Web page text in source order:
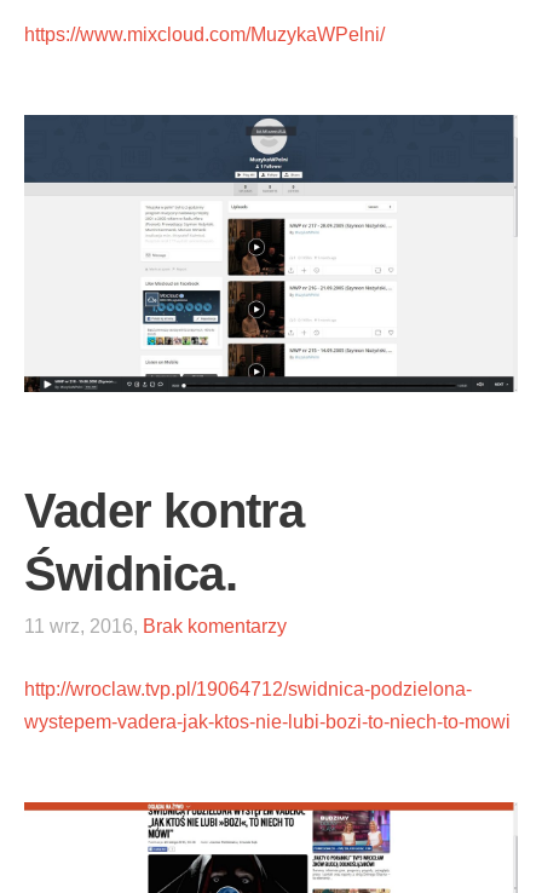
https://www.mixcloud.com/MuzykaWPelni/
Vader kontra
Świdnica.
11 wrz, 2016, Brak komentarzy
http://wroclaw.tvp.pl/19064712/swidnica-podzielona-
wystepem-vadera-jak-ktos-nie-lubi-bozi-to-niech-to-mowi